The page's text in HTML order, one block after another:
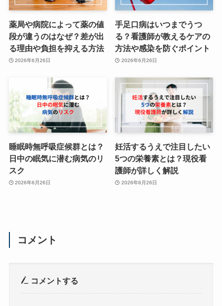
薬局や病院によって薬の値
段が違うのはなぜ？差が出
る理由や負担を抑える方法
2026年6月26日
手足口病はいつまでうつ
る？看護師が教えるケアの
方法や感染を防ぐポイント
2026年6月26日
睡眠時無呼吸症候群とは？
日中の眠気に潜む病気のリ
スク
2026年6月26日
妊活するうえで注目したい
5つの栄養素とは？現役看
護師が詳しく解説
2026年6月26日
コメント
コメントする